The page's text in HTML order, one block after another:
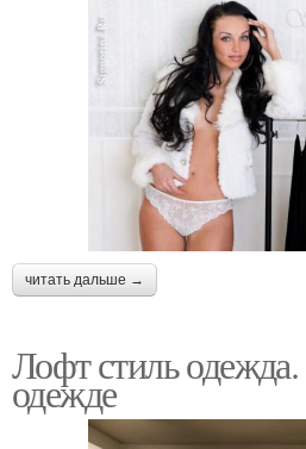
читать дальше →
Лофт стиль
одежде